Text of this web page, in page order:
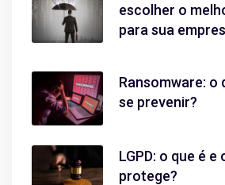
escolher o
para sua
Ransomware: o
se prevenir?
LGPD: o que é e
protege?